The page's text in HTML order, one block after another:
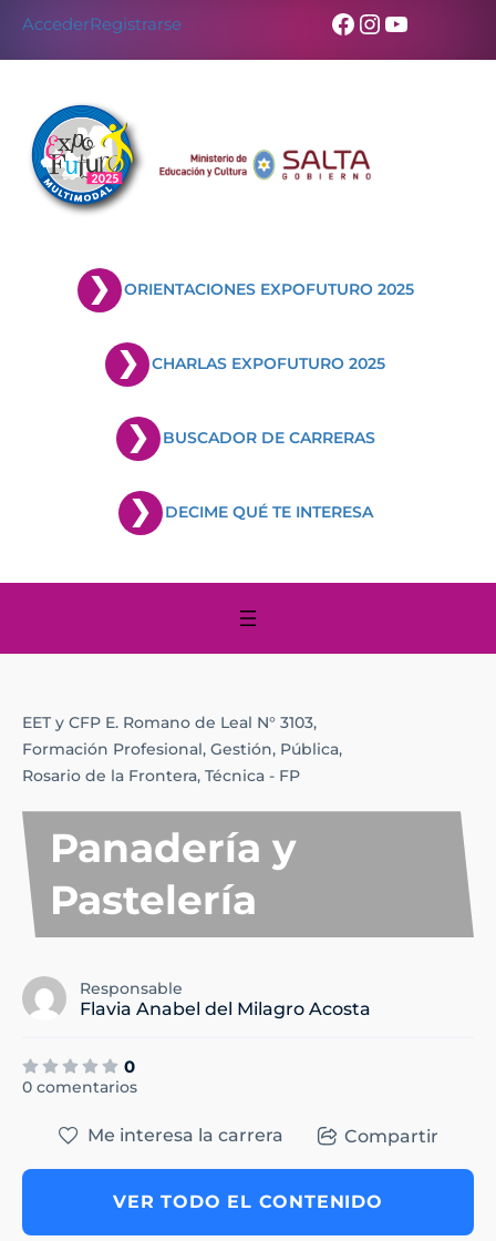
AccederRegistrarse Facebook
Instagram
YouTube
ORIENTACIONES EXPOFUTURO 2025
CHARLAS EXPOFUTURO 2025
BUSCADOR DE CARRERAS
DECIME QUÉ TE INTERESA
EET y CFP E. Romano de Leal N° 3103,
Formación Profesional, Gestión, Pública,
Rosario de la Frontera, Técnica - FP
Panadería y
Pastelería
Responsable
Flavia Anabel del Milagro Acosta
0
0 comentarios
Me interesa la carrera Compartir
VER TODO EL CONTENIDO